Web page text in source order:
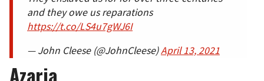
and they owe us reparations
https://t.co/LS4u7gWJ6I
— John Cleese (@JohnCleese)April 13, 2021
Azaria